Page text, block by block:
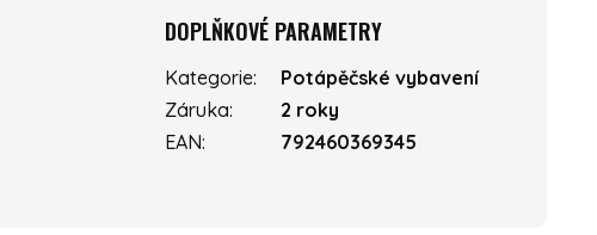
DOPLŇKOVÉ PARAMETRY
Kategorie:
Potápěčské vybavení
Záruka:
2 roky
EAN: 792460369345